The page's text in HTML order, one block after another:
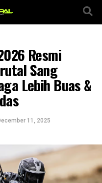
Resmi
Sang
Lebih Buas &
11, 2025